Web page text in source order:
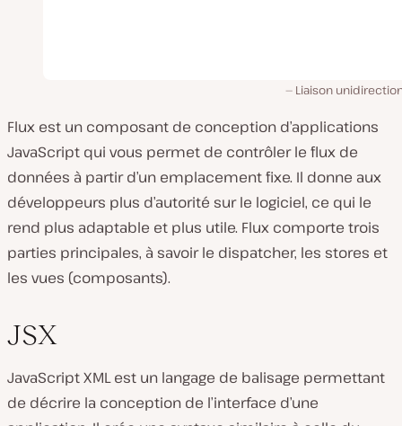
Liaison
Flux est un composant de conception d’applications
JavaScript qui vous permet de contrôler le flux de
données à partir d’un emplacement fixe. Il donne aux
développeurs plus d’autorité sur le logiciel, ce qui le
rend plus adaptable et plus utile. Flux comporte trois
parties principales, à savoir le dispatcher, les stores et
les vues (composants).
JSX
JavaScript XML est un langage de balisage permettant
de décrire la conception de l’interface d’une